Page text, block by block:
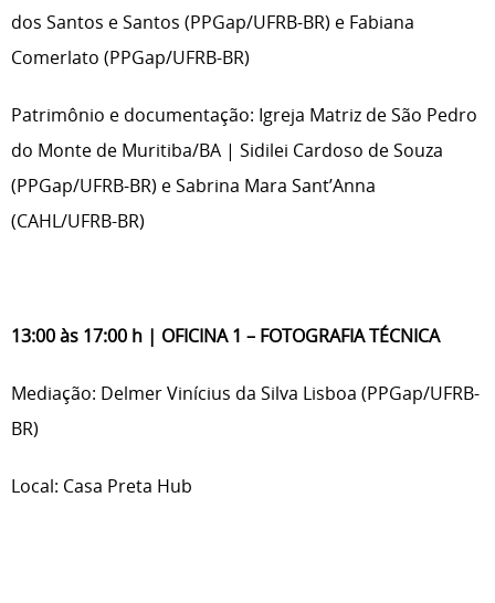
dos Santos e Santos (PPGap/UFRB-BR) e Fabiana
Comerlato (PPGap/UFRB-BR)
Patrimônio e documentação: Igreja Matriz de São Pedro
do Monte de Muritiba/BA | Sidilei Cardoso de Souza
(PPGap/UFRB-BR) e Sabrina Mara Sant’Anna
(CAHL/UFRB-BR)
13:00 às 17:00 h | OFICINA 1 – FOTOGRAFIA TÉCNICA
Mediação: Delmer Vinícius da Silva Lisboa (PPGap/UFRB-
BR)
Local: Casa Preta Hub